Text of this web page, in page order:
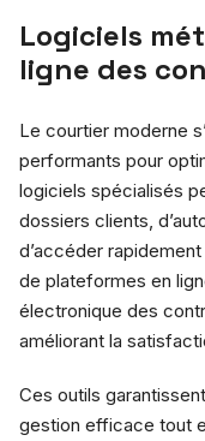
Logiciels
ligne des
Le courtier moderne
performants pour
logiciels spécialisés
dossiers clients,
d’accéder
de plateformes en
électronique des
améliorant la
Ces outils
gestion efficace tout